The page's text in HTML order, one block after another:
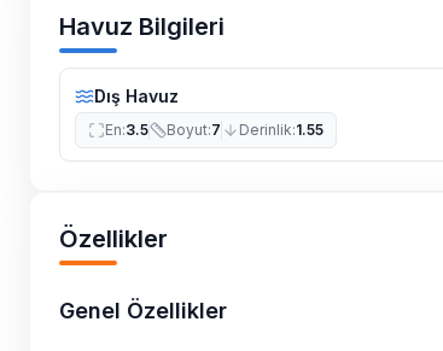
Havuz Bilgileri
Dış Havuz
En:3.5 Boyut:7 Derinlik:1.55
Özellikler
Genel Özellikler